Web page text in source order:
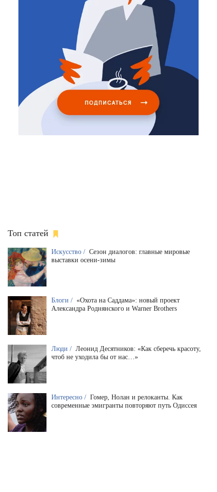
Топ статей
Искусство / Сезон диалогов: главные мировые
выставки осени-зимы
Блоги / «Охота на Саддама»: новый проект
Александра Роднянского и Warner Brothers
Люди / Леонид Десятников: «Как сберечь красоту,
чтоб не уходила бы от нас…»
Интересно / Гомер, Нолан и релоканты. Как
современные эмигранты повторяют путь Одиссея